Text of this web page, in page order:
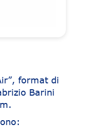
format di
Barini